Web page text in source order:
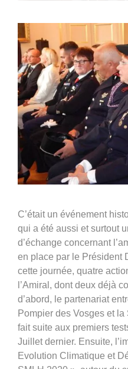
Groupe Avinim
03 29 22 30 00
Lundi au vendredi ( 8h00 – 17h00 )
Avinim Construction
03 29 29 09 97
Lundi au vendredi ( 8h00 – 17h00 )
C’était un événement
qui a été aussi et surtout
d’échange concernant
en place par le Président
cette journée, quatre
l’Amiral, dont deux déjà
d’abord, le partenariat
Pompier des Vosges et
fait suite aux premiers
Juillet dernier. Ensuite,
Evolution Climatique et